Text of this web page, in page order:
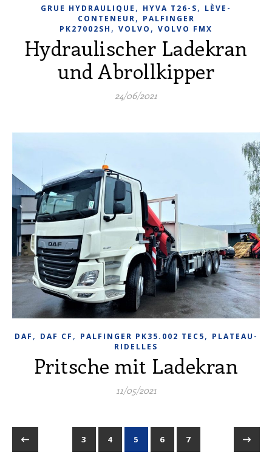
GRUE HYDRAULIQUE , HYVA T26-S, LÈVE-
CONTENEUR, PALFINGER
PK27002SH , VOLVO , VOLVO FMX
Hydraulischer Ladekran
und Abrollkipper
24/06/2021
DAF , DAF CF , PALFINGER PK35.002 TEC5, PLATEAU-
RIDELLES
Pritsche mit Ladekran
11/05/2021
3 4 5 6 7